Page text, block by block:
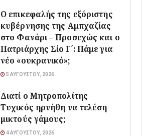
Ο επικεφαλής της εξόριστης
κυβέρνησης της Αμπχαζίας
στο Φανάρι – Προσεχώς και ο
Πατριάρχης Σίο Γ΄: Πάμε για
νέο «ουκρανικό»;
5 ΑΥΓΟΎΣΤΟΥ, 2026
Διατί ο Μητροπολίτης
Τυχικός ηρνήθη να τελέση
μικτούς γάμους;
4 ΑΥΓΟΎΣΤΟΥ, 2026